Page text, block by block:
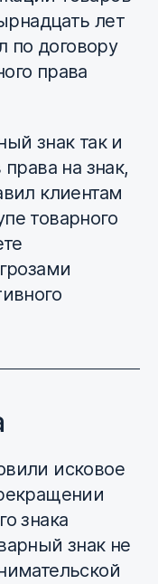
лет
по договору
права
знак так и
на знак,
клиентам
товарного
исковое
знака
знак не